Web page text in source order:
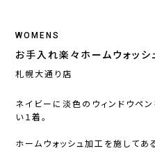
WOMENS
お手入れ楽々ホームウォッシ
札幌大通り店
ネイビーに淡色のウィンドウペ
い１着。
ホームウォッシュ加工を施してあ